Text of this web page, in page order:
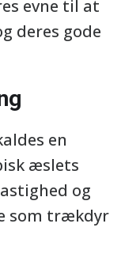
evne til at
deres gode
en
æslets
og
som trækdyr